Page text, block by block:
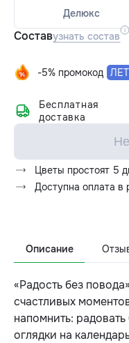
Делюкс
Составузнать состав
-5% промокод
Бесплатная
доставка
Цветы простоят 5
Доступна оплата в
Описание
«Радость без
счастливых
напомнить:
оглядки на